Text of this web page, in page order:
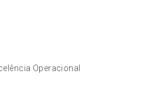
Operacional